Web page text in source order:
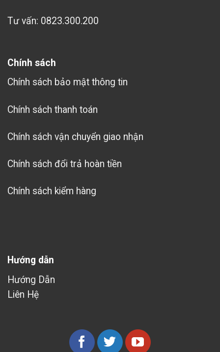
Tư vấn: 0823.300.200
Chính sách
Chính sách bảo mật thông tin
Chính sách thanh toán
Chính sách vận chuyển giao nhận
Chính sách đổi trả hoàn tiền
Chính sách kiểm hàng
Hướng dẫn
Hướng Dẫn
Liên Hệ